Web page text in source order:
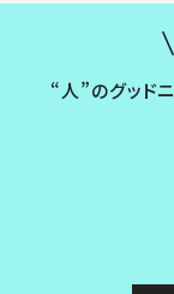
“人”のグッド